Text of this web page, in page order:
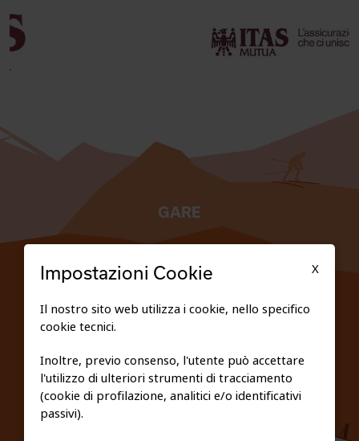
GARE
PRIVACY E COOKIE POLICY
X
Impostazioni Cookie
Il nostro sito web utilizza i cookie, nello specifico
cookie tecnici.
Inoltre, previo consenso, l'utente può accettare
l'utilizzo di ulteriori strumenti di tracciamento
(cookie di profilazione, analitici e/o identificativi
passivi).